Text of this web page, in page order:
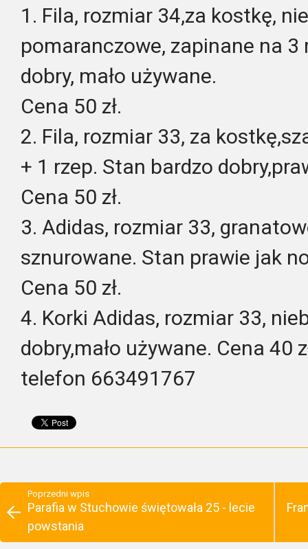
1. Fila, rozmiar 34,za kostkę,
pomaranczowe, zapinane na 3
dobry, mało używane.
Cena 50 zł.
2. Fila, rozmiar 33, za
+ 1 rzep. Stan bardzo
Cena 50 zł.
3. Adidas, rozmiar 33,
sznurowane. Stan prawie jak
Cena 50 zł.
4. Korki Adidas, rozmiar 33,
dobry,mało używane. Cena 40
telefon 663491767
Poprzedni wpis
Parafia w Stuchowie świętowała 25 - lecie
powstania